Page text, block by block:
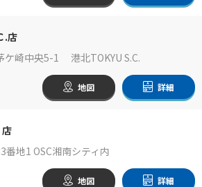
.店
ケ崎中央5-1 港北TOKYU S.C.
地図 詳細
地1 OSC湘南シティ内
地図 詳細